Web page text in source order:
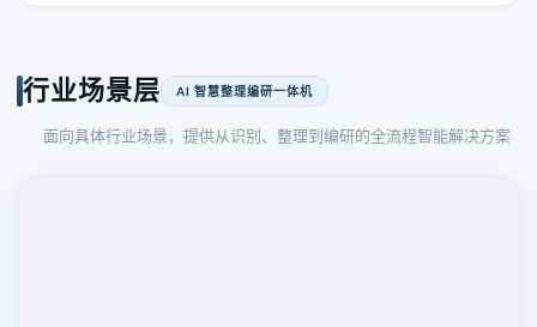
行业场景层 AI 智慧整理编研一体机
面向具体行业场景，提供从识别、整理到编研的全流程智能解决方案